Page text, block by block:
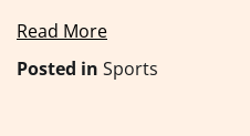
Read More
Posted in Sports